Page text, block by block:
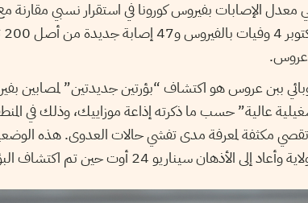
معدل الإصابات بفيروس كورونا في استقرار نسبي مقارنة
عروس.
ببن عروس هو اكتشاف “بؤرتين جديدتين” لمصابين
عالية” حسب ما ذكرته إذاعة موزاييك، وذلك في
مكثفة لمعرفة مدى تفشي حالات العدوى. هذه
سيناريو 24 أوت حين تم اكتشاف البؤرة الأولى.